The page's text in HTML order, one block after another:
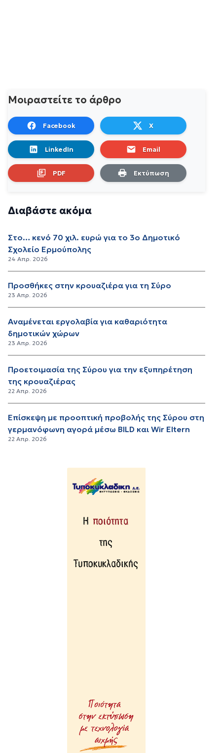
Μοιραστείτε το άρθρο
Facebook X
LinkedIn Email
PDF Εκτύπωση
Διαβάστε ακόμα
Στο… κενό 70 χιλ. ευρώ για το 3ο Δημοτικό
Σχολείο Ερμούπολης
24 Απρ. 2026
Προσθήκες στην κρουαζιέρα για τη Σύρο
23 Απρ. 2026
Αναμένεται εργολαβία για καθαριότητα
δημοτικών χώρων
23 Απρ. 2026
Προετοιμασία της Σύρου για την εξυπηρέτηση
της κρουαζιέρας
22 Απρ. 2026
Επίσκεψη με προοπτική προβολής της Σύρου στη
γερμανόφωνη αγορά μέσω BILD και Wir Eltern
22 Απρ. 2026